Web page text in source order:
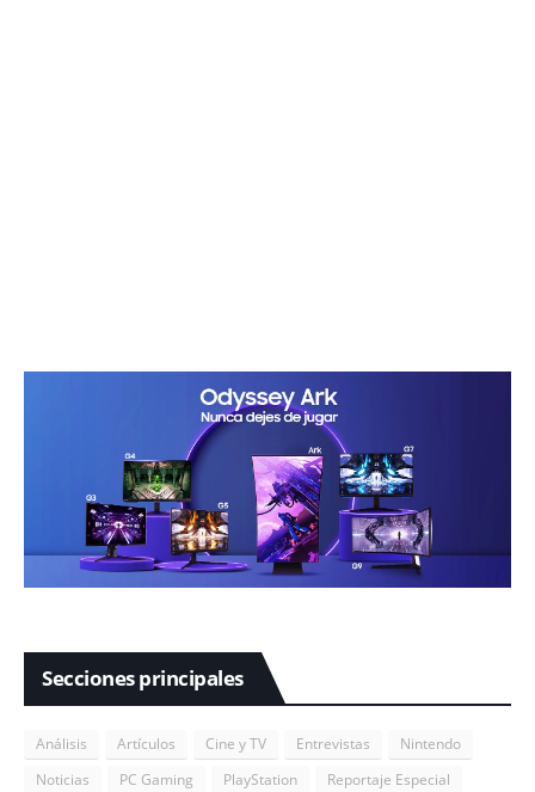
Secciones principales
Análisis Artículos Cine y TV Entrevistas
Nintendo
Noticias
PC Gaming PlayStation
Reportaje Especial